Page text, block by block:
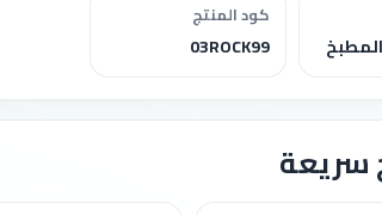
كود المنتج
03ROCK99
سريعة